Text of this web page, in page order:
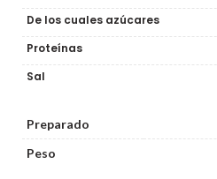
De los cuales azúcares
Proteínas
Sal
Preparado
Peso